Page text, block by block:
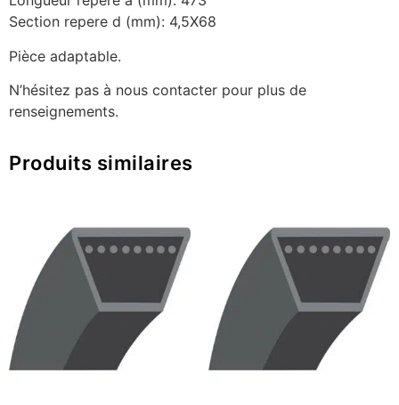
Section repere d (mm): 4,5X68
Pièce adaptable.
N’hésitez pas à nous contacter pour plus de
renseignements.
Produits similaires